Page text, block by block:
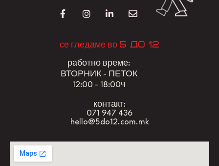
се гледаме во 5 до 12
работно време:
ВТОРНИК - ПЕТОК
12:00 - 18:00ч
контакт:
071 947 436
hello@5do12.com.mk